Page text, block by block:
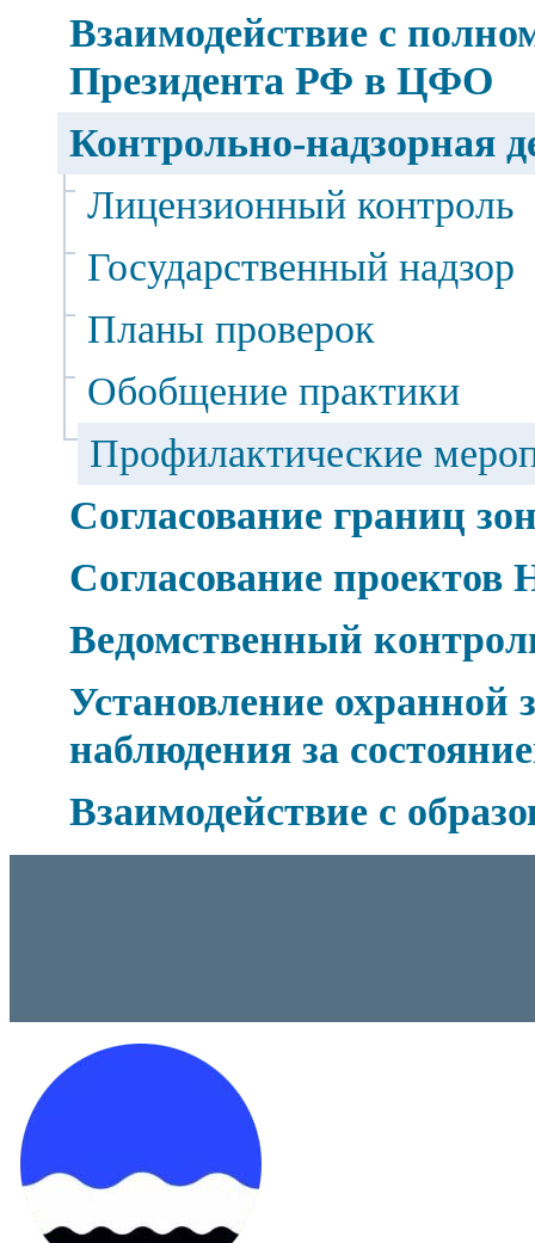
Взаимодействие с
Президента РФ в ЦФО
Контрольно-надзорная
Лицензионный контроль
Государственный надзор
Планы проверок
Обобщение практики
Профилактические
Согласование границ
Согласование проектов
Ведомственный
Установление охранной
наблюдения за
Взаимодействие с